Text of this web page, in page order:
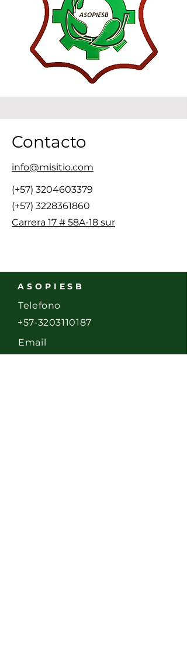
Contacto
info@misitio.com
(+57) 3204603379
(+57) 3228361860
Carrera 17 # 58A-18 sur
ASOPIESB
Telefono
+57-3203110187
Email